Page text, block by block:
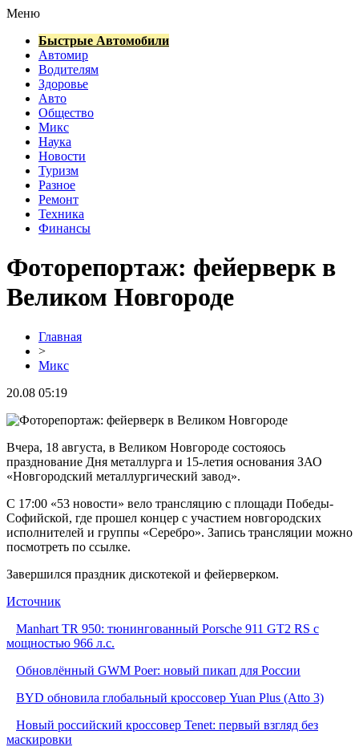
Меню
Быстрые Автомобили
Автомир
Водителям
Здоровье
Авто
Общество
Микс
Наука
Новости
Туризм
Разное
Ремонт
Техника
Финансы
Фоторепортаж: фейерверк в
Великом Новгороде
Главная
>
Микс
20.08 05:19
Вчера, 18 августа, в Великом Новгороде состояось
празднование Дня металлурга и 15-летия основания ЗАО
«Новгородский металлургический завод».
С 17:00 «53 новости» вело трансляцию с площади Победы-
Софийской, где прошел концер с участием новгородских
исполнителей и группы «Серебро». Запись трансляции можно
посмотреть по ссылке.
Завершился праздник дискотекой и фейерверком.
Источник
Manhart TR 950: тюнингованный Porsche 911 GT2 RS с
мощностью 966 л.с.
Обновлённый GWM Poer: новый пикап для России
BYD обновила глобальный кроссовер Yuan Plus (Atto 3)
Новый российский кроссовер Tenet: первый взгляд без
маскировки